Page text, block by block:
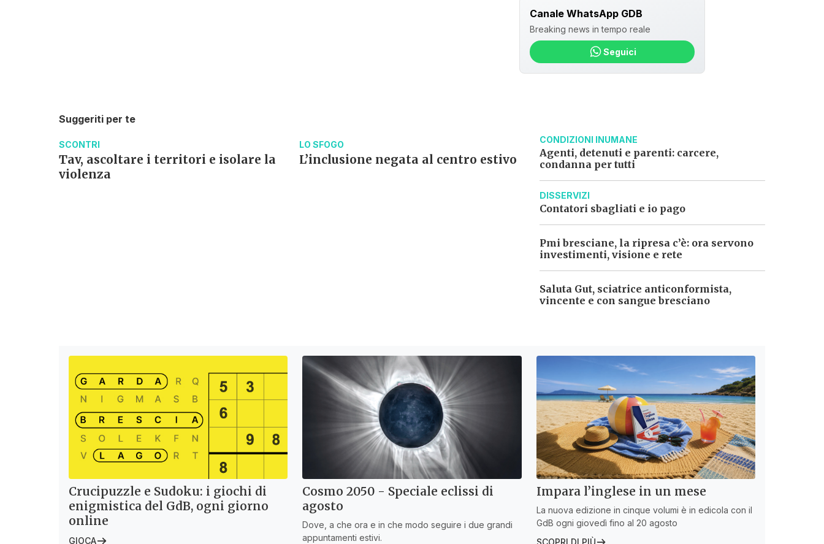
ad attività ludiche e di recupero, ma anche a laboratori e formazione, che verrebbero occupati dai nuovi padiglioni. Per
questo il punto focale è destinare alla struttura che dovrà rimpiazzare il Nerio Fischione un’area ad hoc,edificando nuovi
. L’assessora all’Urbanistica Michela Tiboni e i
visto». Il centrodestra, per voce dell’on. Simona Bordonali (che ha depositato un’interrogazione da discutere in Consiglio
comunale), ribatte invece che «senza l’area a disposizione i Ministeri non possono elaborare un progetto idoneo».
Cosa è successo oggi? A metà pomeriggio facciamo il punto, tra cronaca e novità del giorno.
Cosa è successo oggi? A metà pomeriggio facciamo il punto, tra
cronaca e novità del giorno.
Quando invii il modulo, controlla la tua inbox per confermare
l'iscrizione
Canale WhatsApp GDB
Breaking news in tempo reale
Seguici
Suggeriti per te
SCONTRI
Tav, ascoltare i territori e isolare la
violenza
LO SFOGO
L’inclusione negata al centro estivo
CONDIZIONI INUMANE
Agenti, detenuti e parenti: carcere,
condanna per tutti
DISSERVIZI
Contatori sbagliati e io pago
Pmi bresciane, la ripresa c’è: ora servono
investimenti, visione e rete
Saluta Gut, sciatrice anticonformista,
vincente e con sangue bresciano
Crucipuzzle e Sudoku: i giochi di
enigmistica del GdB, ogni giorno
online
GIOCA
Cosmo 2050 - Speciale eclissi di
agosto
Dove, a che ora e in che modo seguire i due grandi
appuntamenti estivi.
Impara l’inglese in un mese
La nuova edizione in cinque volumi è in edicola con il
GdB ogni giovedì fino al 20 agosto
SCOPRI DI PIÙ